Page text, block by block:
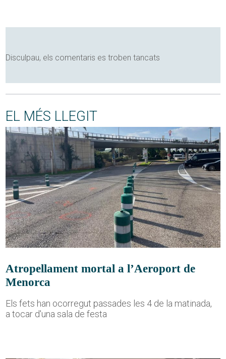
Disculpau, els comentaris es troben tancats
EL MÉS LLEGIT
Atropellament mortal a l’Aeroport de
Menorca
Els fets han ocorregut passades les 4 de la matinada,
a tocar d'una sala de festa